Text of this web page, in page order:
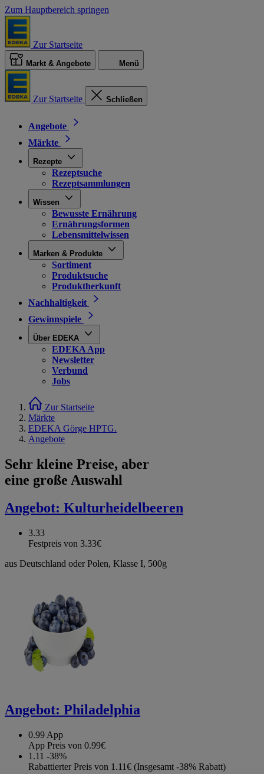
Zum Hauptbereich springen
Zur Startseite
Markt & Angebote Menü
Zur Startseite Schließen
Angebote
Märkte
Rezepte
Rezeptsuche
Rezeptsammlungen
Wissen
Bewusste Ernährung
Ernährungsformen
Lebensmittelwissen
Marken & Produkte
Sortiment
Produktsuche
Produktherkunft
Nachhaltigkeit
Gewinnspiele
Über EDEKA
EDEKA App
Newsletter
Verbund
Jobs
Zur Startseite
Märkte
EDEKA Görge HPTG.
Angebote
Sehr kleine Preise, aber
eine große Auswahl
Angebot: Kulturheidelbeeren
3.33
Festpreis von 3.33€
aus Deutschland oder Polen, Klasse I, 500g
Angebot: Philadelphia
0.99 App
App Preis von 0.99€
1.11 -38%
Rabattierter Preis von 1.11€ (Insgesamt -38% Rabatt)